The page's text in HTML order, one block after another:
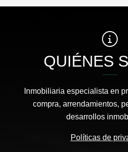
QUIÉNES
Inmobiliaria especialista en
compra, arrendamientos,
desarrollos
Políticas de